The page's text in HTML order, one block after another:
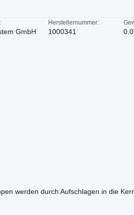
GmbH
Herstellernummer:
1000341
werden durch Aufschlagen in die